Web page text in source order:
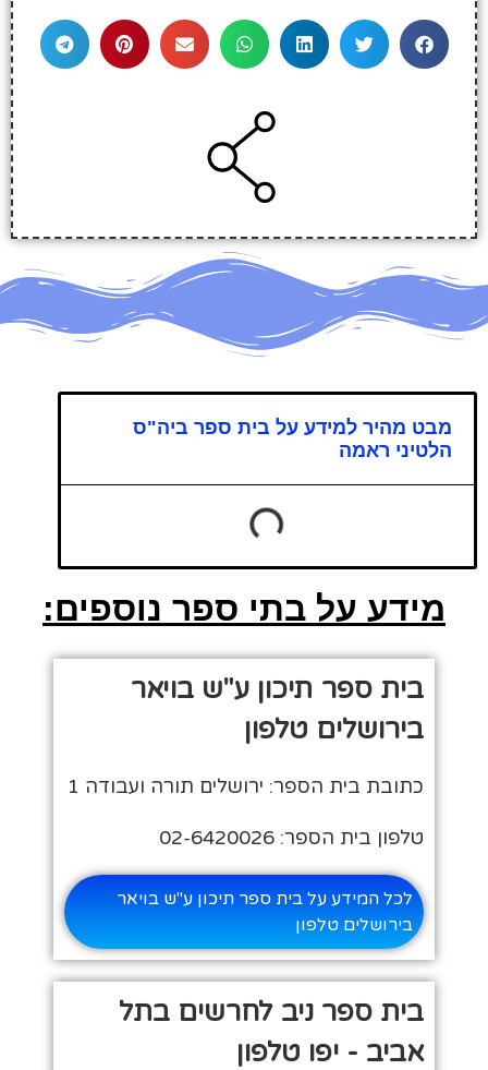
מבט מהיר למידע על בית ספר ביה"ס
הלטיני ראמה
מידע על בתי ספר נוספים:
בית ספר תיכון ע"ש בויאר
בירושלים טלפון
כתובת בית הספר: ירושלים תורה ועבודה 1
טלפון בית הספר: 02-6420026
לכל המידע על בית ספר תיכון ע"ש בויאר
בירושלים טלפון
בית ספר ניב לחרשים בתל
אביב - יפו טלפון